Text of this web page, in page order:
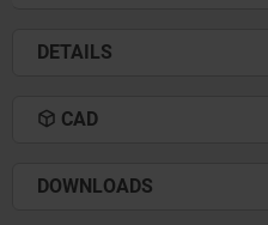
DETAILS
CAD
DOWNLOADS